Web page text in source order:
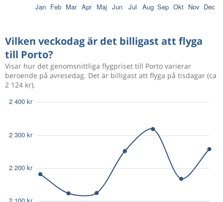
Vilken veckodag är det billigast att flyga
till Porto?
Visar hur det genomsnittliga flygpriset till Porto varierar
beroende på avresedag. Det är billigast att flyga på tisdagar (ca
2 124 kr).